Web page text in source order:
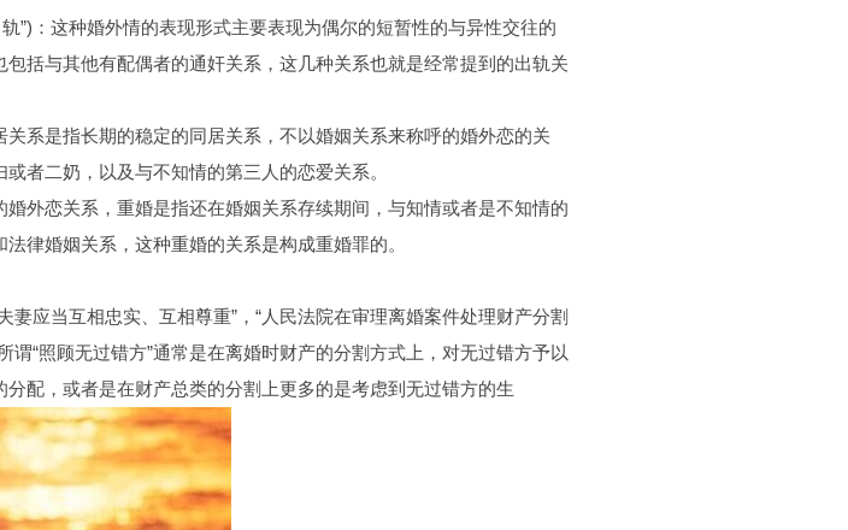
：这种婚外情的表现形式主要表现为偶尔的短暂性的与异性交往的
括与其他有配偶者的通奸关系，这几种关系也就是经常提到的出轨关
是指长期的稳定的同居关系，不以婚姻关系来称呼的婚外恋的关
者二奶，以及与不知情的第三人的恋爱关系。
恋关系，重婚是指还在婚姻关系存续期间，与知情或者是不知情的
律婚姻关系，这种重婚的关系是构成重婚罪的。
应当互相忠实、互相尊重”，“人民法院在审理离婚案件处理财产分割
谓“照顾无过错方”通常是在离婚时财产的分割方式上，对无过错方予以
配，或者是在财产总类的分割上更多的是考虑到无过错方的生